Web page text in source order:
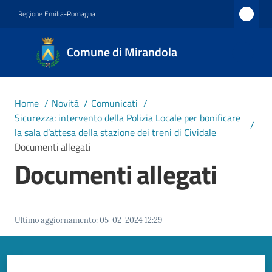
Regione Emilia-Romagna
Comune di Mirandola
Comune
di
Mirandola
1597
Servizi
Vivere
Home / Novità / Comunicati /
Sicurezza: intervento della Polizia Locale per bonificare
la sala d’attesa della stazione dei treni di Cividale
/
Documenti allegati
Documenti allegati
Ultimo aggiornamento:05-02-2024 12:29